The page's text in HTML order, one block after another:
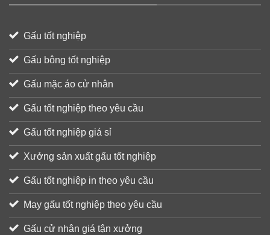
Gấu tốt nghiệp
Gấu bông tốt nghiệp
Gấu mặc áo cử nhân
Gấu tốt nghiệp theo yêu cầu
Gấu tốt nghiệp giá sỉ
Xưởng sản xuất gấu tốt nghiệp
Gấu tốt nghiệp in theo yêu cầu
May gấu tốt nghiệp theo yêu cầu
Gấu cử nhân giá tận xưởng